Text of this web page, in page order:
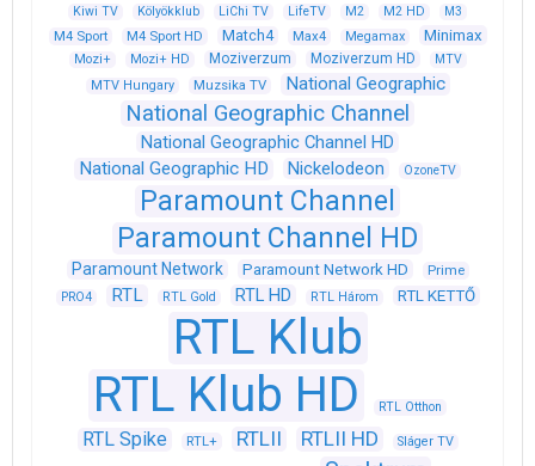
Kiwi TV
Kölyökklub LiChi TV LifeTV M2 M2 HD M3
M4 Sport M4 Sport HD Match4 Max4 Megamax Minimax
Mozi+ Mozi+ HD Moziverzum Moziverzum HD
MTV
MTV Hungary
Muzsika TV National Geographic
National Geographic Channel
National Geographic Channel HD
National Geographic HD
Nickelodeon OzoneTV
Paramount Channel
Paramount Channel HD
Paramount Network Paramount Network HD Prime
PRO4 RTL RTL Gold RTL HD RTL Három RTL KETTŐ
RTL Klub
RTL Klub HD
RTL Otthon
RTL Spike RTL+ RTLII RTLII HD Sláger TV